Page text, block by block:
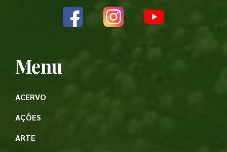
Menu
ACERVO
AÇÕES
ARTE